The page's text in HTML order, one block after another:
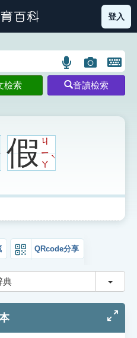
圖示 部首索引表圖示
登入
語
言
搜
圖
片
搜
開
鍵
圖
檢索 音讀檢索
假ㄐ
ㄧ
ㄚ
ˋ
QRcode分享
典 切換